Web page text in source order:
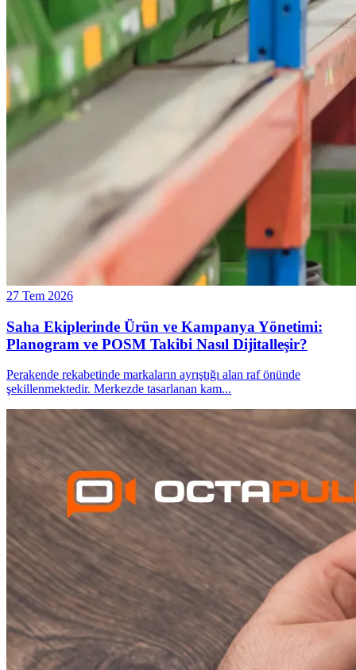
27 Tem 2026
Saha Ekiplerinde Ürün ve Kampanya Yönetimi:
Planogram ve POSM Takibi Nasıl Dijitalleşir?
Perakende rekabetinde markaların ayrıştığı alan raf önünde
şekillenmektedir. Merkezde tasarlanan kam...